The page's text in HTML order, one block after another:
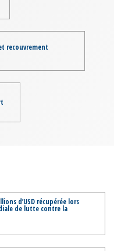
recouvrement
d’USD récupérée lors
de lutte contre la